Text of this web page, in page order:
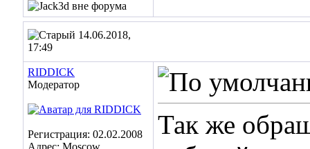
14.06.2018,
17:49
RIDDICK
Модератор
Регистрация: 02.02.2008
Адрес: Moscow
Так же